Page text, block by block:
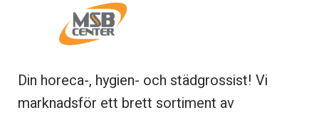
Din horeca-, hygien- och städgrossist! Vi
marknadsför ett brett sortiment av